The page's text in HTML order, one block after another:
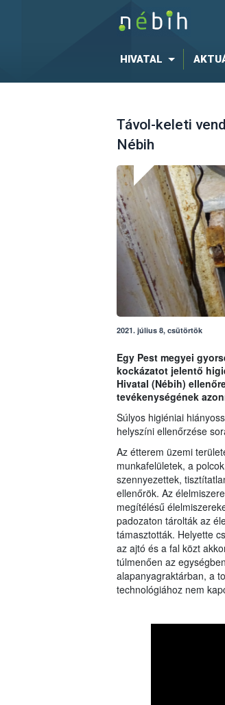
HIVATAL
Távol-keleti
Nébih
2021. július 8, csütörtök
Egy Pest megyei
kockázatot jelentő
Hivatal (Nébih)
tevékenységének
Súlyos higiéniai
helyszíni ellenőrzése
Az étterem üzemi
munkafelületek, a
szennyezettek,
ellenőrök. Az
megítélésű
padozaton tárolták az
támasztották. Helyette
az ajtó és a fal közt
túlmenően az
alapanyagraktárban, a
technológiához nem